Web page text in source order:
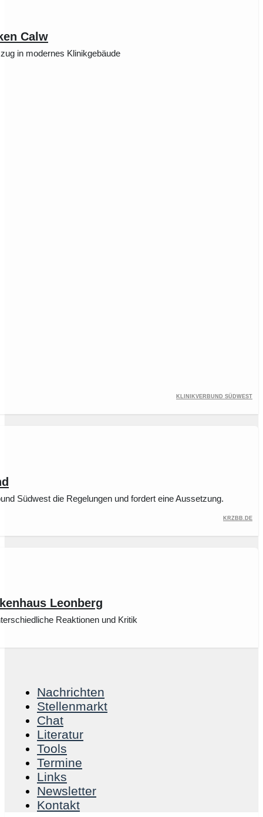
Calw
in modernes Klinikgebäude
Klinikverbund Südwest
Südwest die Regelungen und fordert eine Aussetzung.
krzbb.de
Leonberg
Reaktionen und Kritik
Nachrichten
Stellenmarkt
Chat
Literatur
Tools
Termine
Links
Newsletter
Kontakt